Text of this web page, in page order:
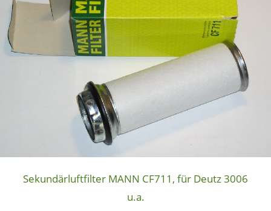
Sekundärluftfilter MANN CF711, für Deutz 3006
u.a.